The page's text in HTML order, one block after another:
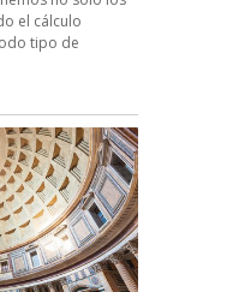
el cálculo
tipo de